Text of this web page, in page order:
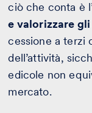
ciò che conta è
e valorizzare gli
cessione a terzi
dell’attività,
edicole non
mercato.